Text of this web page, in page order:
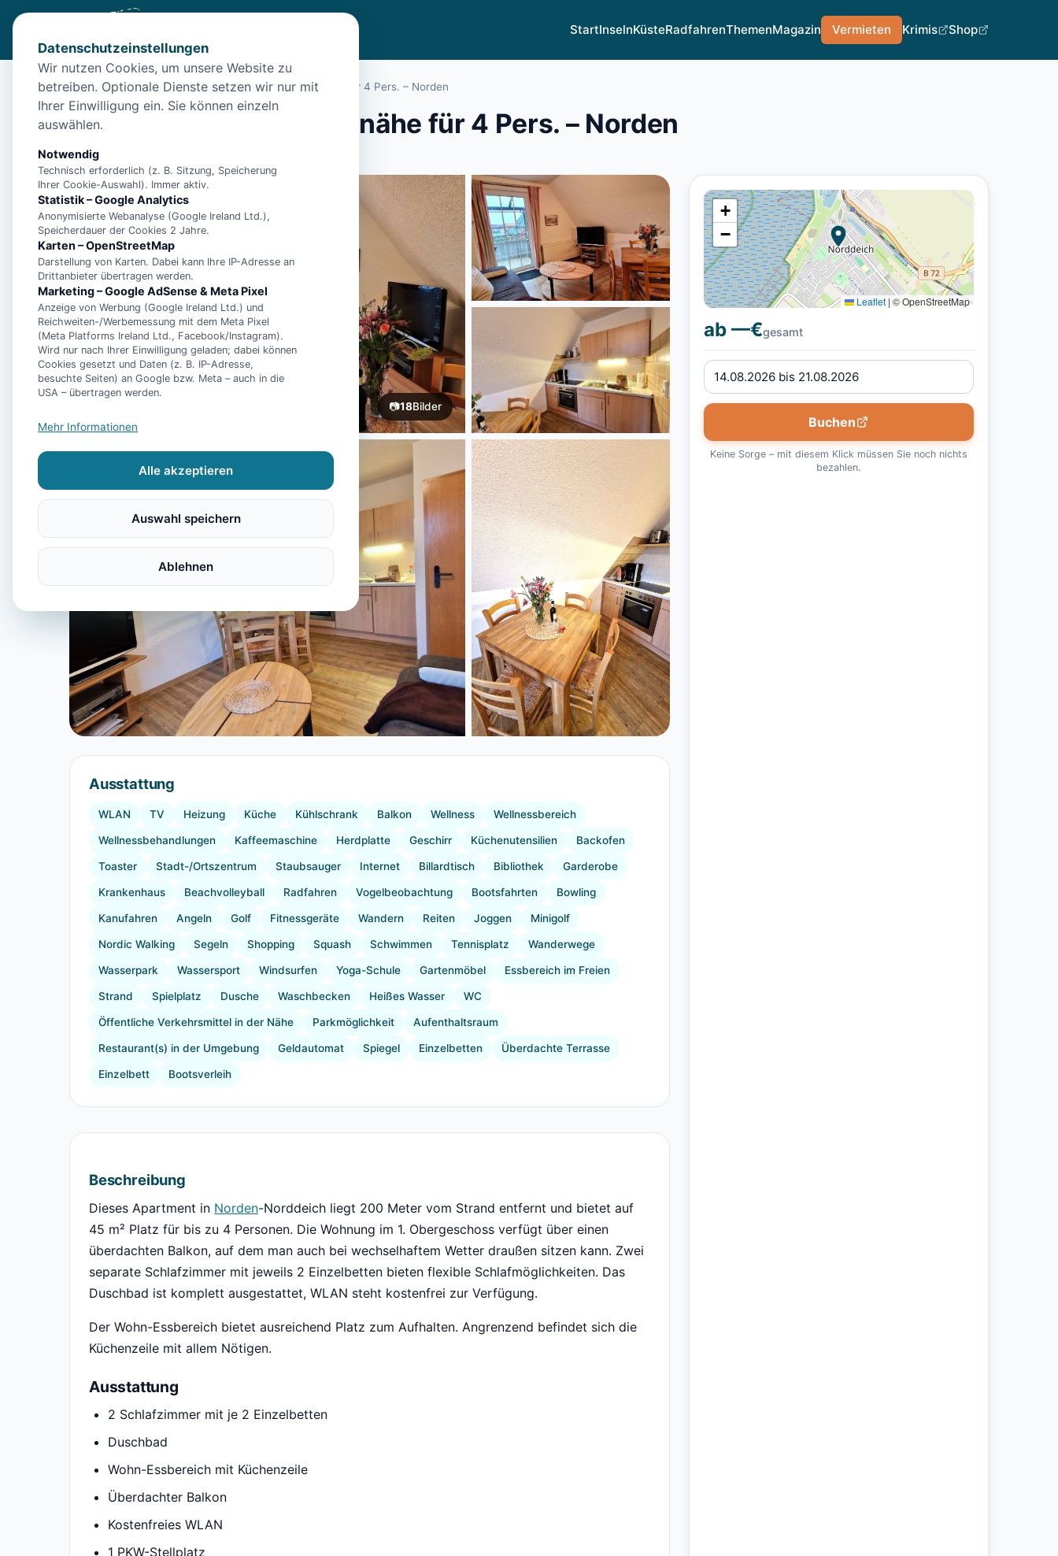
StartInselnKüsteRadfahrenThemenMagazin Vermieten Krimis Shop
Start Unterkünfte Norden/Ferienwohnung Strandnähe für 4 Pers. – Norden
Ferienwohnung Strandnähe für 4 Pers. – Norden
26506 Norden
📷18Bilder
Ausstattung
WLAN TV Heizung Küche Kühlschrank Balkon Wellness Wellnessbereich
Wellnessbehandlungen Kaffeemaschine Herdplatte Geschirr Küchenutensilien Backofen
Toaster Stadt-/Ortszentrum Staubsauger Internet Billardtisch Bibliothek Garderobe
Krankenhaus Beachvolleyball Radfahren Vogelbeobachtung Bootsfahrten Bowling
Kanufahren Angeln Golf Fitnessgeräte Wandern Reiten Joggen Minigolf
Nordic Walking Segeln Shopping Squash Schwimmen Tennisplatz Wanderwege
Wasserpark Wassersport Windsurfen Yoga-Schule Gartenmöbel Essbereich im Freien
Strand Spielplatz Dusche Waschbecken Heißes Wasser WC
Öffentliche Verkehrsmittel in der Nähe Parkmöglichkeit Aufenthaltsraum
Restaurant(s) in der Umgebung Geldautomat Spiegel Einzelbetten Überdachte Terrasse
Einzelbett Bootsverleih
Beschreibung
Dieses Apartment in Norden-Norddeich liegt 200 Meter vom Strand entfernt und bietet auf
45 m² Platz für bis zu 4 Personen. Die Wohnung im 1. Obergeschoss verfügt über einen
überdachten Balkon, auf dem man auch bei wechselhaftem Wetter draußen sitzen kann. Zwei
separate Schlafzimmer mit jeweils 2 Einzelbetten bieten flexible Schlafmöglichkeiten. Das
Duschbad ist komplett ausgestattet, WLAN steht kostenfrei zur Verfügung.
Der Wohn-Essbereich bietet ausreichend Platz zum Aufhalten. Angrenzend befindet sich die
Küchenzeile mit allem Nötigen.
Ausstattung
2 Schlafzimmer mit je 2 Einzelbetten
Duschbad
Wohn-Essbereich mit Küchenzeile
Überdachter Balkon
Kostenfreies WLAN
1 PKW-Stellplatz
+
−
Leaflet | © OpenStreetMap
ab —€gesamt
Buchen
Keine Sorge – mit diesem Klick müssen Sie noch nichts
bezahlen.
Datenschutzeinstellungen
Wir nutzen Cookies, um unsere Website zu
betreiben. Optionale Dienste setzen wir nur mit
Ihrer Einwilligung ein. Sie können einzeln
auswählen.
Notwendig
Technisch erforderlich (z. B. Sitzung, Speicherung
Ihrer Cookie-Auswahl). Immer aktiv.
Statistik – Google Analytics
Anonymisierte Webanalyse (Google Ireland Ltd.),
Speicherdauer der Cookies 2 Jahre.
Karten – OpenStreetMap
Darstellung von Karten. Dabei kann Ihre IP-Adresse an
Drittanbieter übertragen werden.
Marketing – Google AdSense & Meta Pixel
Anzeige von Werbung (Google Ireland Ltd.) und
Reichweiten-/Werbemessung mit dem Meta Pixel
(Meta Platforms Ireland Ltd., Facebook/Instagram).
Wird nur nach Ihrer Einwilligung geladen; dabei können
Cookies gesetzt und Daten (z. B. IP-Adresse,
besuchte Seiten) an Google bzw. Meta – auch in die
USA – übertragen werden.
Mehr Informationen
Alle akzeptieren
Auswahl speichern
Ablehnen